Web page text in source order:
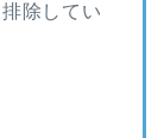
除してい